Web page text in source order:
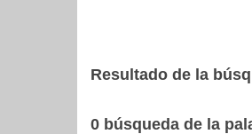
Resultado de la
0 búsqueda de la